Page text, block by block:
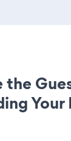
the
Your